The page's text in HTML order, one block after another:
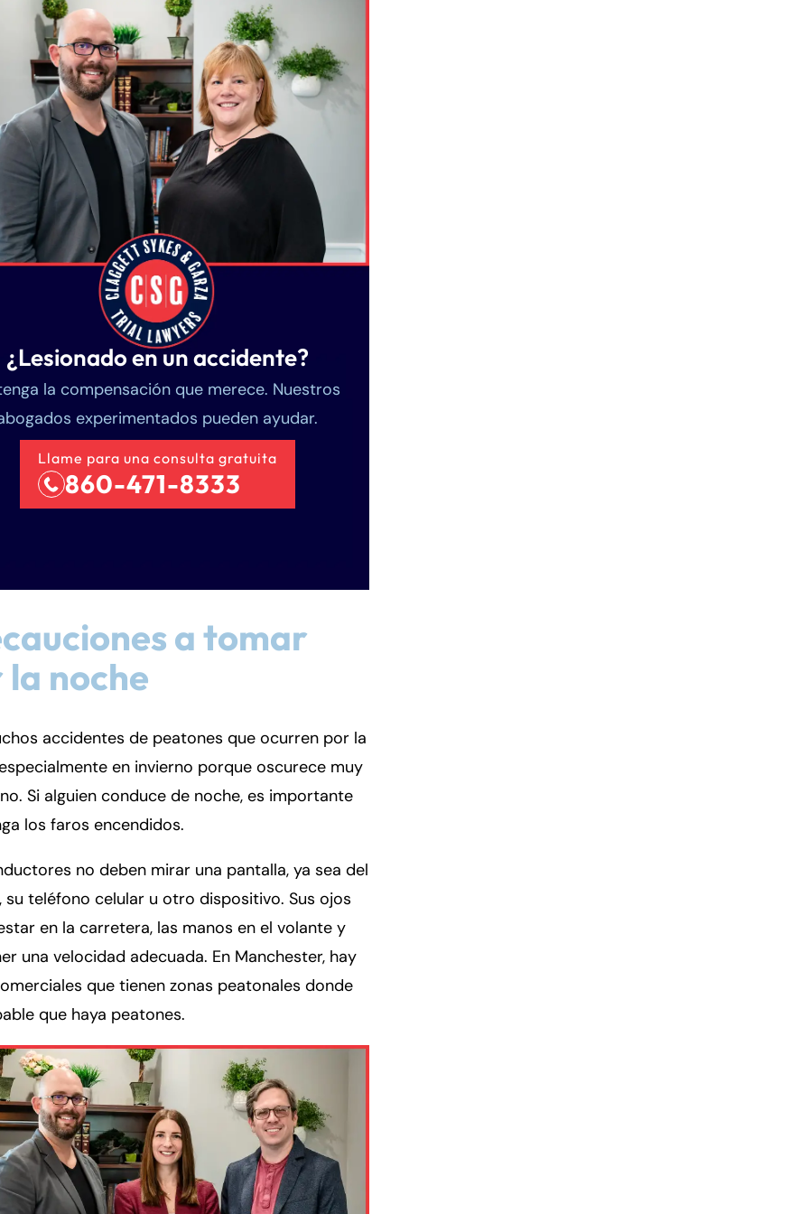
¿Lesionado en un accidente?
la compensación que merece. Nuestros
experimentados pueden ayudar.
Llame para una consulta gratuita
860-471-8333
a tomar
noche
accidentes de peatones que ocurren por la
en invierno porque oscurece muy
Si alguien conduce de noche, es importante
los faros encendidos.
no deben mirar una pantalla, ya sea del
su teléfono celular u otro dispositivo. Sus ojos
en la carretera, las manos en el volante y
una velocidad adecuada. En Manchester, hay
que tienen zonas peatonales donde
que haya peatones.